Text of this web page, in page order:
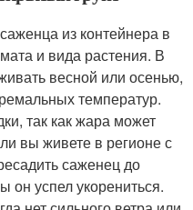
из контейнера в
и вида растения. В
весной или осенью,
температур.
так как жара может
вы живете в регионе с
саженец до
он успел укорениться.